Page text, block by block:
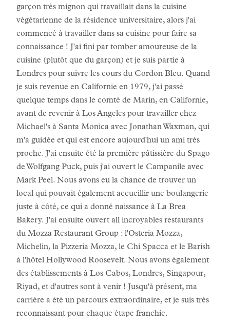
garçon très mignon qui travaillait dans la cuisine
végétarienne de la résidence universitaire, alors j'ai
commencé à travailler dans sa cuisine pour faire sa
connaissance ! J'ai fini par tomber amoureuse de la
cuisine (plutôt que du garçon) et je suis partie à
Londres pour suivre les cours du Cordon Bleu. Quand
je suis revenue en Californie en 1979, j'ai passé
quelque temps dans le comté de Marin, en Californie,
avant de revenir à Los Angeles pour travailler chez
Michael's à Santa Monica avec Jonathan Waxman, qui
m'a guidée et qui est encore aujourd'hui un ami très
proche. J'ai ensuite été la première pâtissière du Spago
de Wolfgang Puck, puis j'ai ouvert le Campanile avec
Mark Peel. Nous avons eu la chance de trouver un
local qui pouvait également accueillir une boulangerie
juste à côté, ce qui a donné naissance à La Brea
Bakery. J'ai ensuite ouvert all incroyables restaurants
du Mozza Restaurant Group : l'Osteria Mozza,
Michelin, la Pizzeria Mozza, le Chi Spacca et le Barish
à l'hôtel Hollywood Roosevelt. Nous avons également
des établissements à Los Cabos, Londres, Singapour,
Riyad, et d'autres sont à venir ! Jusqu'à présent, ma
carrière a été un parcours extraordinaire, et je suis très
reconnaissant pour chaque étape franchie.